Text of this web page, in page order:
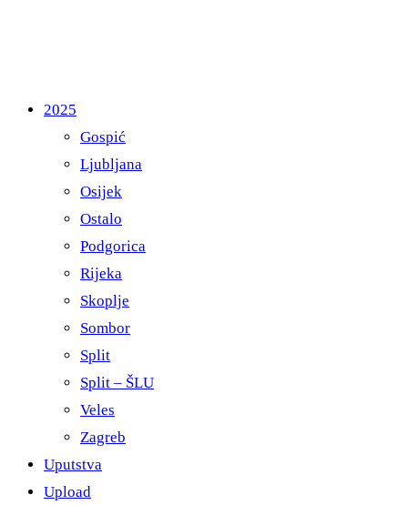
2025
Gospić
Ljubljana
Osijek
Ostalo
Podgorica
Rijeka
Skoplje
Sombor
Split
Split – ŠLU
Veles
Zagreb
Uputstva
Upload